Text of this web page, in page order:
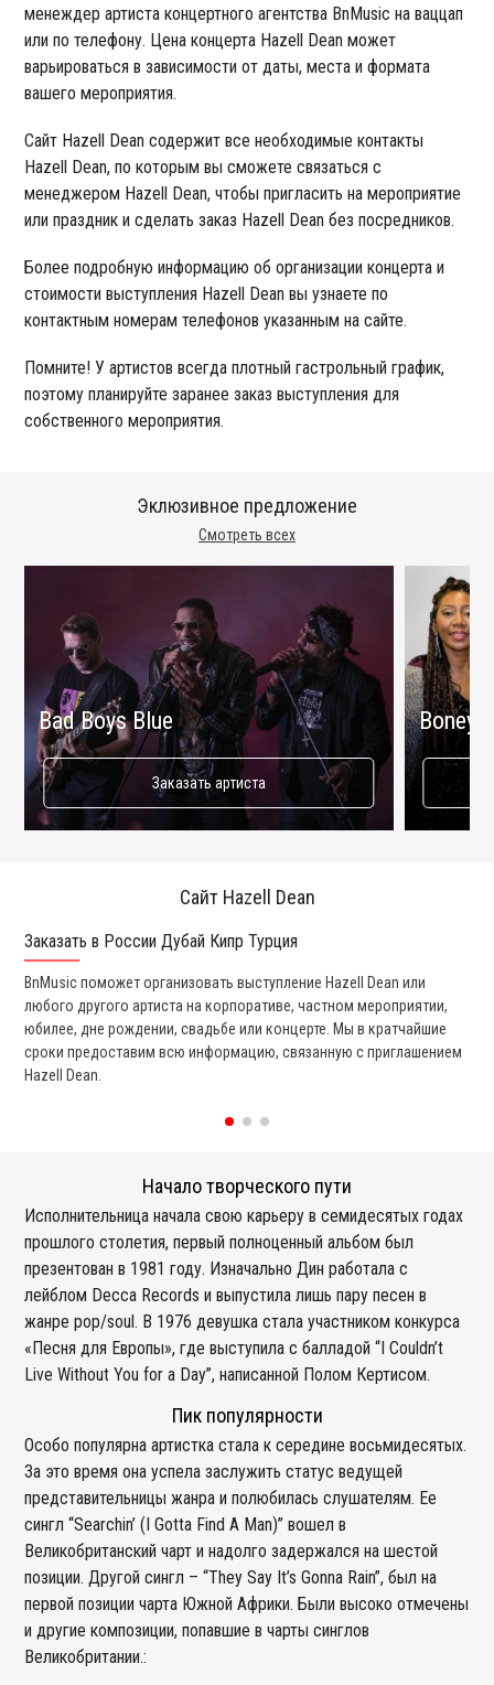
менеждер артиста концертного агентства BnMusic на ваццап
или по телефону. Цена концерта Hazell Dean может
варьироваться в зависимости от даты, места и формата
вашего мероприятия.
Сайт Hazell Dean содержит все необходимые контакты
Hazell Dean, по которым вы сможете связаться с
менеджером Hazell Dean, чтобы пригласить на мероприятие
или праздник и сделать заказ Hazell Dean без посредников.
Более подробную информацию об организации концерта и
стоимости выступления Hazell Dean вы узнаете по
контактным номерам телефонов указанным на сайте.
Помните! У артистов всегда плотный гастрольный график,
поэтому планируйте заранее заказ выступления для
собственного мероприятия.
Смотреть всех
Эклюзивное предложение
Bad Boys Blue
Заказать артиста
Boney
Сайт Hazell Dean
Заказать в России Дубай Кипр Турция
BnMusic поможет организовать выступление Hazell Dean или
любого другого артиста на корпоративе, частном мероприятии,
юбилее, дне рождении, свадьбе или концерте. Мы в кратчайшие
сроки предоставим всю информацию, связанную с приглашением
Hazell Dean.
Начало творческого пути
Исполнительница начала свою карьеру в семидесятых годах
прошлого столетия, первый полноценный альбом был
презентован в 1981 году. Изначально Дин работала с
лейблом Decca Records и выпустила лишь пару песен в
жанре pop/soul. В 1976 девушка стала участником конкурса
«Песня для Европы», где выступила с балладой “I Couldn’t
Live Without You for a Day”, написанной Полом Кертисом.
Пик популярности
Особо популярна артистка стала к середине восьмидесятых.
За это время она успела заслужить статус ведущей
представительницы жанра и полюбилась слушателям. Ее
сингл “Searchin’ (I Gotta Find A Man)” вошел в
Великобританский чарт и надолго задержался на шестой
позиции. Другой сингл – “They Say It’s Gonna Rain”, был на
первой позиции чарта Южной Африки. Были высоко отмечены
и другие композиции, попавшие в чарты синглов
Великобритании.: